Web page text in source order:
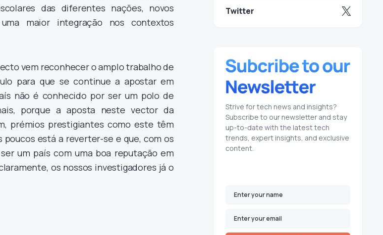
das diferentes nações, novos
maior integração nos contextos
vem reconhecer o amplo trabalho de
para que se continue a apostar em
não é conhecido por ser um polo de
porque a aposta neste vector da
prémios prestigiantes como este têm
está a reverter-se e que, com os
um país com uma boa reputação em
os nossos investigadores já o
Twitter
Strive for tech news and insights?
Subscribe to our newsletter and stay
up-to-date with the latest tech
trends, expert insights, and exclusive
content.